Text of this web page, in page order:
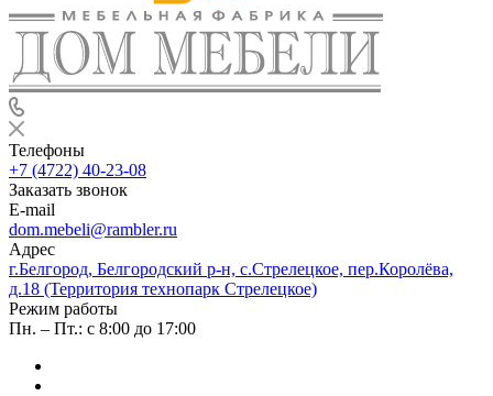
Телефоны
+7 (4722) 40-23-08
Заказать звонок
E-mail
dom.mebeli@rambler.ru
Адрес
г.Белгород, Белгородский р-н, с.Стрелецкое, пер.Королёва,
д.18 (Территория технопарк Стрелецкое)
Режим работы
Пн. – Пт.: с 8:00 до 17:00